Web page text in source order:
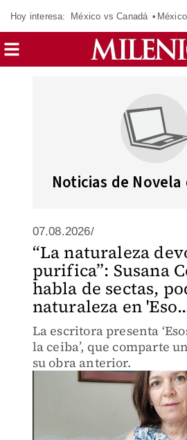
Hoy interesa: México vs Canadá
Noticias de
07.08.2026/
“La naturaleza
purifica”: Susana
habla de sectas,
naturaleza en
La escritora presenta
la ceiba’, que comparte
su obra anterior.